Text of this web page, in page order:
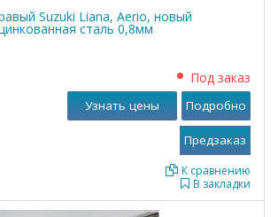
Suzuki Liana, Aerio, новый
сталь 0,8мм
Под заказ
В закладки
К сравнению
Узнать цены Подробно